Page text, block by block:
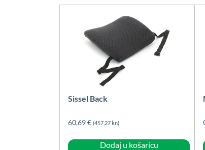
Sissel Back
60,69€ (457,27 kn)
Dodaj u košaricu